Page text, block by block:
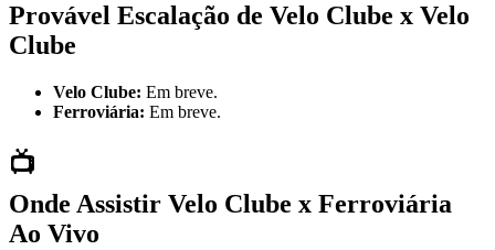
Provável Escalação de Velo Clube x Velo
Clube
Velo Clube: Em breve.
Ferroviária: Em breve.
📺
Onde Assistir Velo Clube x Ferroviária
Ao Vivo